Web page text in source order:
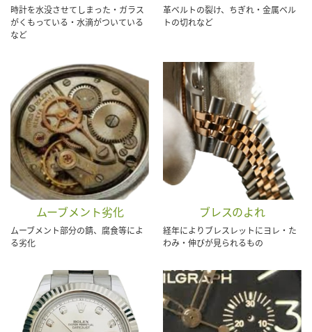
時計を水没させてしまった・ガラス
がくもっている・水滴がついている
など
革ベルトの裂け、ちぎれ・金属ベル
トの切れなど
ムーブメント劣化
ムーブメント部分の錆、腐食等によ
る劣化
ブレスのよれ
経年によりブレスレットにヨレ・た
わみ・伸びが見られるもの